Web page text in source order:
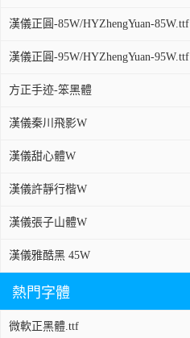
漢儀正圓-85W/HYZhengYuan-85W.ttf
漢儀正圓-95W/HYZhengYuan-95W.ttf
方正手迹-笨黑體
漢儀秦川飛影W
漢儀甜心體W
漢儀許靜行楷W
漢儀張子山體W
漢儀雅酷黑 45W
熱門字體
微軟正黑體.ttf